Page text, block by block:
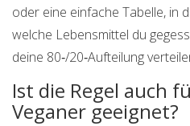
oder eine einfache Tabelle, in
welche Lebensmittel du
deine 80‑/20‑Aufteilung
Ist die Regel auch
Veganer geeignet?